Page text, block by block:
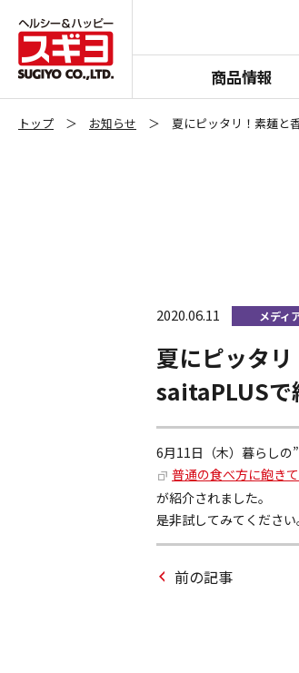
商品情報
トップ お知らせ 夏にピッタリ！素麺と
2020.06.11 メディ
夏にピッタ
saitaPLUSで
6月11日（木）暮らしの
普通の食べ方に飽き
が紹介されました。
是非試してみてください
前の記事